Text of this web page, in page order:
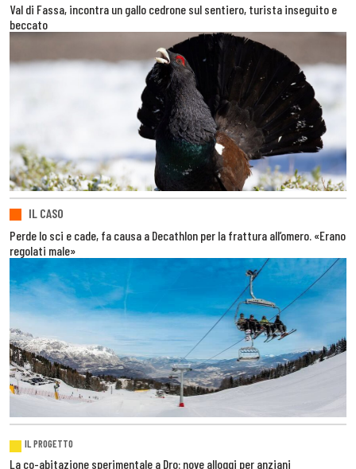
Val di Fassa, incontra un gallo cedrone sul sentiero, turista inseguito e
beccato
IL CASO
Perde lo sci e cade, fa causa a Decathlon per la frattura all’omero. «Erano
regolati male»
IL PROGETTO
La co-abitazione sperimentale a Dro: nove alloggi per anziani